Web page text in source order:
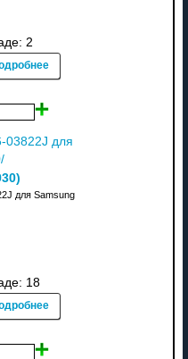
2
03822J для
)
для Samsung
18